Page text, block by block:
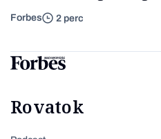
Forbes 2 perc
Rovatok